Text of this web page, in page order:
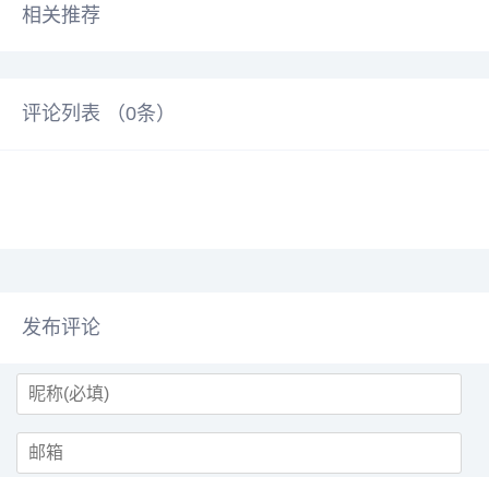
相关推荐
评论列表 （0条）
发布评论